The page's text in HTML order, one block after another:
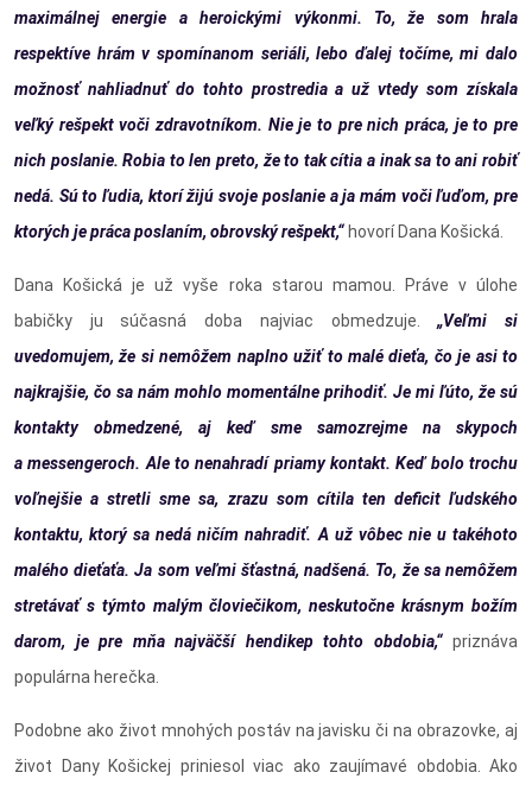
maximálnej energie a heroickými výkonmi. To, že som hrala
respektíve hrám v spomínanom seriáli, lebo ďalej točíme, mi dalo
možnosť nahliadnuť do tohto prostredia a už vtedy som získala
veľký rešpekt voči zdravotníkom. Nie je to pre nich práca, je to pre
nich poslanie. Robia to len preto, že to tak cítia a inak sa to ani robiť
nedá. Sú to ľudia, ktorí žijú svoje poslanie a ja mám voči ľuďom, pre
ktorých je práca poslaním, obrovský rešpekt,“ hovorí Dana Košická.
Dana Košická je už vyše roka starou mamou. Práve v úlohe
babičky ju súčasná doba najviac obmedzuje.„Veľmi si
uvedomujem, že si nemôžem naplno užiť to malé dieťa, čo je asi to
najkrajšie, čo sa nám mohlo momentálne prihodiť. Je mi ľúto, že sú
kontakty obmedzené, aj keď sme samozrejme na skypoch
a messengeroch. Ale to nenahradí priamy kontakt. Keď bolo trochu
voľnejšie a stretli sme sa, zrazu som cítila ten deficit ľudského
kontaktu, ktorý sa nedá ničím nahradiť. A už vôbec nie u takéhoto
malého dieťaťa. Ja som veľmi šťastná, nadšená. To, že sa nemôžem
stretávať s týmto malým človiečikom, neskutočne krásnym božím
darom, je pre mňa najväčší hendikep tohto obdobia,“priznáva
populárna herečka.
Podobne ako život mnohých postáv na javisku či na obrazovke, aj
život Dany Košickej priniesol viac ako zaujímavé obdobia. Ako